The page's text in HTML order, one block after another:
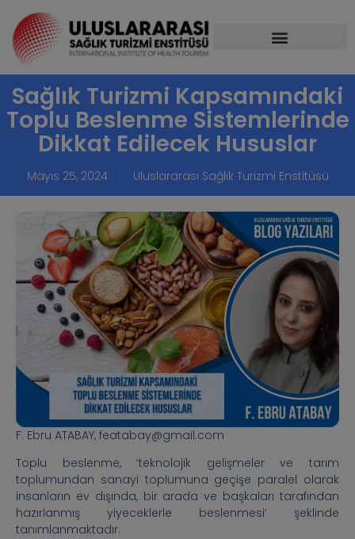
Sağlık Turizmi Kapsamındaki
Toplu Beslenme Sistemlerinde
Dikkat Edilecek Hususlar
Mayıs 25, 2024 Uluslararası Sağlık Turizmi Enstitüsü
F. Ebru ATABAY, featabay@gmail.com
Toplu beslenme, ‘teknolojik gelişmeler ve tarım
toplumundan sanayi toplumuna geçişe paralel olarak
insanların ev dışında, bir arada ve başkaları tarafından
hazırlanmış yiyeceklerle beslenmesi’ şeklinde
tanımlanmaktadır.